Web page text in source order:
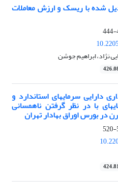
شده با ریسک و ارزش معاملات
نژاد، ابراهیم جوشن
مقایسۀ عملکرد مدل قیمت‎گذاری دارایی سرمایه‎ای استاندارد و
مدل قیمت‎گذاری دارایی سرمایه‎ای با در نظر گرفتن ناهمسانی
در بورس اوراق بهادار تهران